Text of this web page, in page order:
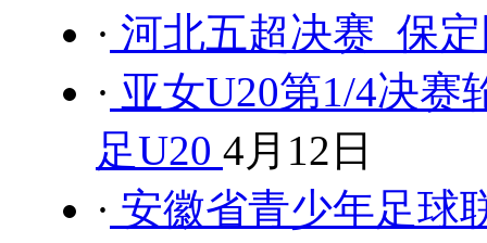
· 河北五超决赛 保
· 亚女U20第1/4决赛
足U20 4月12日
· 安徽省青少年足球